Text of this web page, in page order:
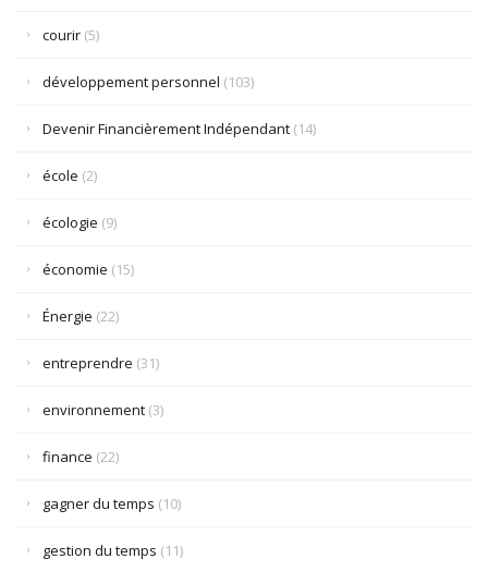
courir (5)
développement personnel (103)
Devenir Financièrement Indépendant (14)
école (2)
écologie (9)
économie (15)
Énergie (22)
entreprendre (31)
environnement (3)
finance (22)
gagner du temps (10)
gestion du temps (11)